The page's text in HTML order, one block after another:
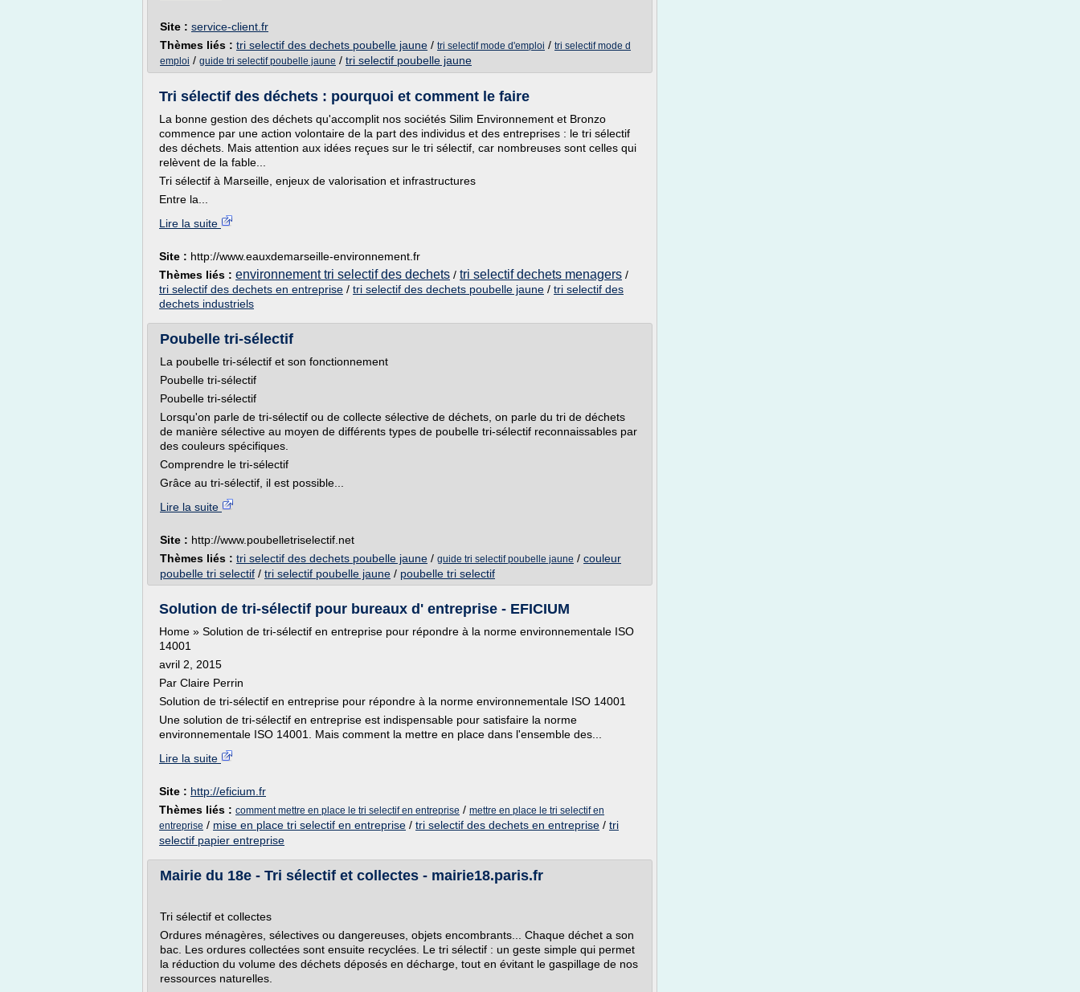
Site : service-client.fr
Thèmes liés : tri selectif des dechets poubelle jaune / tri selectif mode d'emploi / tri selectif mode d
emploi / guide tri selectif poubelle jaune / tri selectif poubelle jaune
Tri sélectif des déchets : pourquoi et comment le faire
La bonne gestion des déchets qu'accomplit nos sociétés Silim Environnement et Bronzo
commence par une action volontaire de la part des individus et des entreprises : le tri sélectif
des déchets. Mais attention aux idées reçues sur le tri sélectif, car nombreuses sont celles qui
relèvent de la fable...
Tri sélectif à Marseille, enjeux de valorisation et infrastructures
Entre la...
Lire la suite
Site : http://www.eauxdemarseille-environnement.fr
Thèmes liés : environnement tri selectif des dechets / tri selectif dechets menagers /
tri selectif des dechets en entreprise / tri selectif des dechets poubelle jaune / tri selectif des
dechets industriels
Poubelle tri-sélectif
La poubelle tri-sélectif et son fonctionnement
Poubelle tri-sélectif
Poubelle tri-sélectif
Lorsqu'on parle de tri-sélectif ou de collecte sélective de déchets, on parle du tri de déchets
de manière sélective au moyen de différents types de poubelle tri-sélectif reconnaissables par
des couleurs spécifiques.
Comprendre le tri-sélectif
Grâce au tri-sélectif, il est possible...
Lire la suite
Site : http://www.poubelletriselectif.net
Thèmes liés : tri selectif des dechets poubelle jaune / guide tri selectif poubelle jaune / couleur
poubelle tri selectif / tri selectif poubelle jaune / poubelle tri selectif
Solution de tri-sélectif pour bureaux d' entreprise - EFICIUM
Home » Solution de tri-sélectif en entreprise pour répondre à la norme environnementale ISO
14001
avril 2, 2015
Par Claire Perrin
Solution de tri-sélectif en entreprise pour répondre à la norme environnementale ISO 14001
Une solution de tri-sélectif en entreprise est indispensable pour satisfaire la norme
environnementale ISO 14001. Mais comment la mettre en place dans l'ensemble des...
Lire la suite
Site : http://eficium.fr
Thèmes liés : comment mettre en place le tri selectif en entreprise / mettre en place le tri selectif en
entreprise / mise en place tri selectif en entreprise / tri selectif des dechets en entreprise / tri
selectif papier entreprise
Mairie du 18e - Tri sélectif et collectes - mairie18.paris.fr
Tri sélectif et collectes
Ordures ménagères, sélectives ou dangereuses, objets encombrants... Chaque déchet a son
bac. Les ordures collectées sont ensuite recyclées. Le tri sélectif : un geste simple qui permet
la réduction du volume des déchets déposés en décharge, tout en évitant le gaspillage de nos
ressources naturelles.